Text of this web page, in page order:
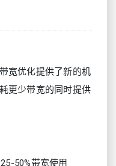
宽优化提供了新的机
更少带宽的同时提供
50%带宽使用